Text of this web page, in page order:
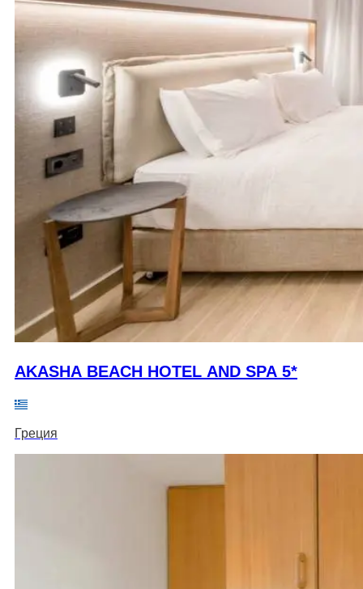
AKASHA BEACH HOTEL AND SPA 5*
Греция